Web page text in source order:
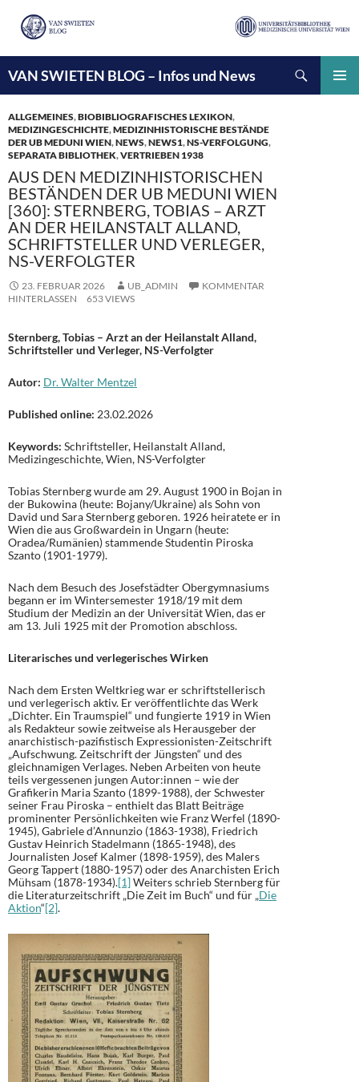
VAN SWIETEN BLOG – Infos und News
INHALT
SPRINGEN
ALLGEMEINES,BIOBIBLIOGRAFISCHES LEXIKON,
MEDIZINGESCHICHTE,MEDIZINHISTORISCHE BESTÄNDE
DER UB MEDUNI WIEN,NEWS,NEWS1,NS-VERFOLGUNG,
SEPARATA BIBLIOTHEK,VERTRIEBEN 1938
AUS DEN MEDIZINHISTORISCHEN
BESTÄNDEN DER UB MEDUNI WIEN
[360]: STERNBERG, TOBIAS – ARZT
AN DER HEILANSTALT ALLAND,
SCHRIFTSTELLER UND VERLEGER,
NS-VERFOLGTER
23. FEBRUAR 2026 UB_ADMIN
KOMMENTAR
HINTERLASSEN
653 VIEWS
Sternberg, Tobias – Arzt an der Heilanstalt Alland,
Schriftsteller und Verleger, NS-Verfolgter
Autor: Dr. Walter Mentzel
Published online: 23.02.2026
Keywords: Schriftsteller, Heilanstalt Alland,
Medizingeschichte, Wien, NS-Verfolgter
Tobias Sternberg wurde am 29. August 1900 in Bojan in
der Bukowina (heute: Bojany/Ukraine) als Sohn von
David und Sara Sternberg geboren. 1926 heiratete er in
Wien die aus Großwardein in Ungarn (heute:
Oradea/Rumänien) stammende Studentin Piroska
Szanto (1901-1979).
Nach dem Besuch des Josefstädter Obergymnasiums
begann er im Wintersemester 1918/19 mit dem
Studium der Medizin an der Universität Wien, das er
am 13. Juli 1925 mit der Promotion abschloss.
Literarisches und verlegerisches Wirken
Nach dem Ersten Weltkrieg war er schriftstellerisch
und verlegerisch aktiv. Er veröffentlichte das Werk
„Dichter. Ein Traumspiel“ und fungierte 1919 in Wien
als Redakteur sowie zeitweise als Herausgeber der
anarchistisch-pazifistisch Expressionisten-Zeitschrift
„Aufschwung. Zeitschrift der Jüngsten“ und des
gleichnamigen Verlages. Neben Arbeiten von heute
teils vergessenen jungen Autor:innen – wie der
Grafikerin Maria Szanto (1899-1988), der Schwester
seiner Frau Piroska – enthielt das Blatt Beiträge
prominenter Persönlichkeiten wie Franz Werfel (1890-
1945), Gabriele d’Annunzio (1863-1938), Friedrich
Gustav Heinrich Stadelmann (1865-1948), des
Journalisten Josef Kalmer (1898-1959), des Malers
Georg Tappert (1880-1957) oder des Anarchisten Erich
Mühsam (1878-1934).[1]Weiters schrieb Sternberg für
die Literaturzeitschrift „Die Zeit im Buch“ und für „Die
Aktion“[2].